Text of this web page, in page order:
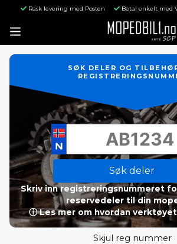
Rask levering med Posten Betal enkelt med
SØK DELER OG
Søk deler
Skriv inn registreringsnummeret
reservedeler til din
ⓘ Les mer om hvordan
Skjul reg nummer